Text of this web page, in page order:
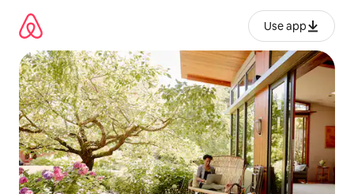
kwenda
kwenye
maudhui
Use app